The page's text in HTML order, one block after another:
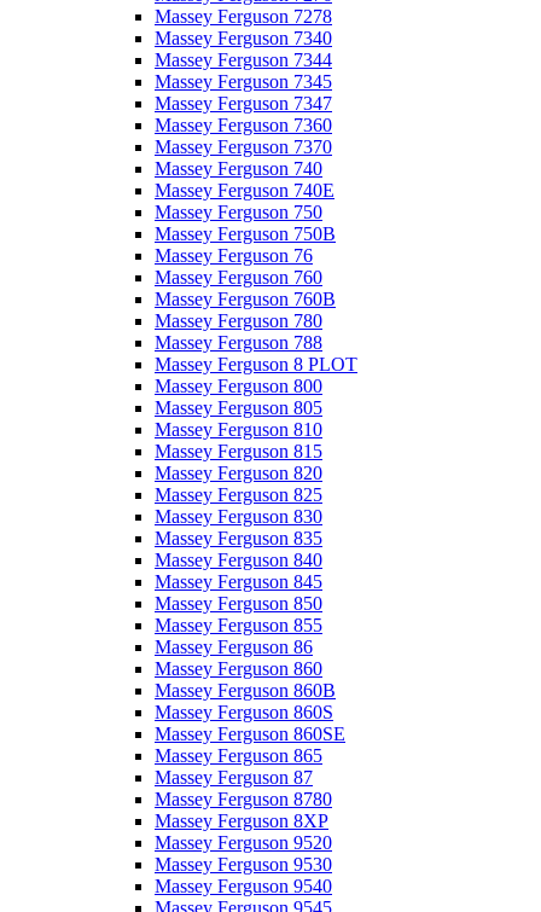
Massey Ferguson 7278
Massey Ferguson 7340
Massey Ferguson 7344
Massey Ferguson 7345
Massey Ferguson 7347
Massey Ferguson 7360
Massey Ferguson 7370
Massey Ferguson 740
Massey Ferguson 740E
Massey Ferguson 750
Massey Ferguson 750B
Massey Ferguson 76
Massey Ferguson 760
Massey Ferguson 760B
Massey Ferguson 780
Massey Ferguson 788
Massey Ferguson 8 PLOT
Massey Ferguson 800
Massey Ferguson 805
Massey Ferguson 810
Massey Ferguson 815
Massey Ferguson 820
Massey Ferguson 825
Massey Ferguson 830
Massey Ferguson 835
Massey Ferguson 840
Massey Ferguson 845
Massey Ferguson 850
Massey Ferguson 855
Massey Ferguson 86
Massey Ferguson 860
Massey Ferguson 860B
Massey Ferguson 860S
Massey Ferguson 860SE
Massey Ferguson 865
Massey Ferguson 87
Massey Ferguson 8780
Massey Ferguson 8XP
Massey Ferguson 9520
Massey Ferguson 9530
Massey Ferguson 9540
Massey Ferguson 9545